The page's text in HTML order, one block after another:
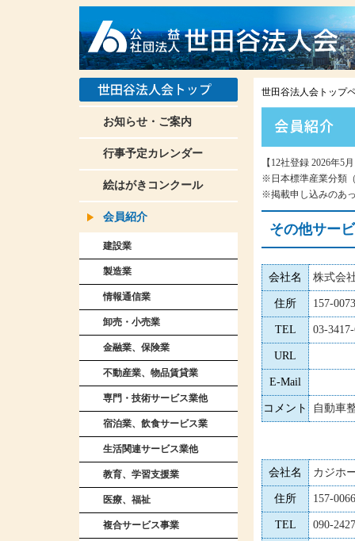
お知らせ・ご案内
行事予定カレンダー
絵はがきコンクール
会員紹介
建設業
製造業
情報通信業
卸売・小売業
金融業、保険業
不動産業、物品賃貸業
専門・技術サービス業他
宿泊業、飲食サービス業
生活関連サービス業他
教育、学習支援業
医療、福祉
複合サービス事業
世田谷法人会トップ
【12社登録 2026年5
※日本標準産業分類
※掲載申し込みのあ
その他サー
会社名 株式会
住所 157-
TEL 03-
URL
E-Mail
コメント 自動車
会社名 カジホ
住所 157-
TEL 090-